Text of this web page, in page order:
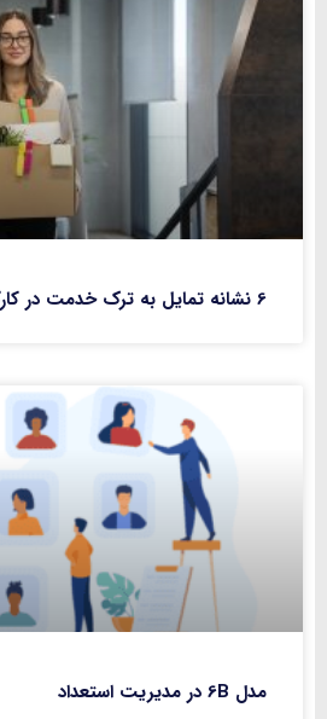
6 نشانه تمایل به ترک خدمت در کارکنان+ راهکار
مدل 6B در مدیریت استعداد